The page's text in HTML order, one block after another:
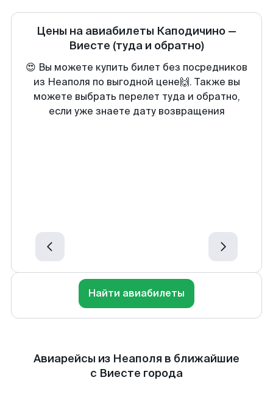
Цены на авиабилеты Каподичино —
Виесте (туда и обратно)
😍 Вы можете купить билет без посредников
из Неаполя по выгодной цене🙌. Также вы
можете выбрать перелет туда и обратно,
если уже знаете дату возвращения
Найти авиабилеты
Авиарейсы из Неаполя в ближайшие
с Виесте города